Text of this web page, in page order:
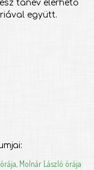
tanév elérhető
együtt.
Molnár László órája